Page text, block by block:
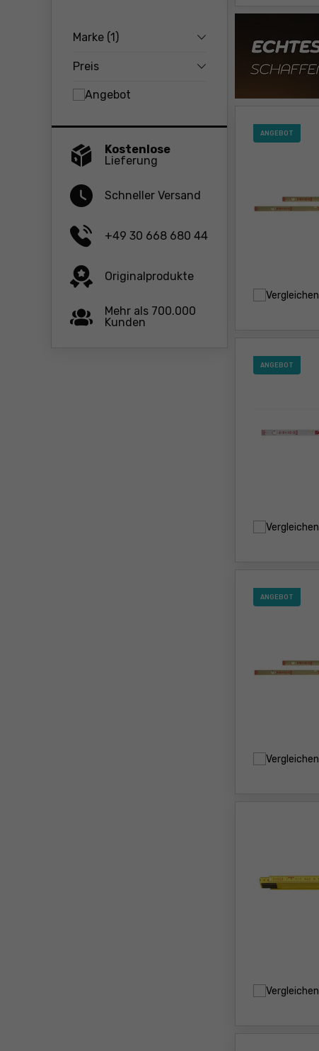
Marke (1)
Preis
Angebot
Kostenlose
Lieferung
Schneller Versand
+49 30 668 680 44
Originalprodukte
Mehr als 700.000
Kunden
ANGEBOT
Vergleichen
ANGEBOT
Vergleichen
ANGEBOT
Vergleichen
Vergleichen